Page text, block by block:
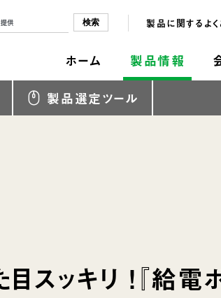
ホーム 製品情報
製品に関するよ
製品選定ツール
スッキリ ！『給電